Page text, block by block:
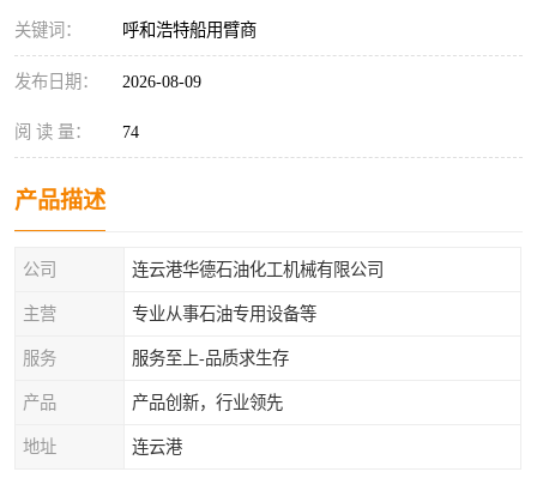
关键词： 呼和浩特船用臂商
发布日期： 2026-08-09
阅 读 量： 74
产品描述
公司 连云港华德石油化工机械有限公司
主营 专业从事石油专用设备等
服务 服务至上-品质求生存
产品 产品创新，行业领先
地址 连云港